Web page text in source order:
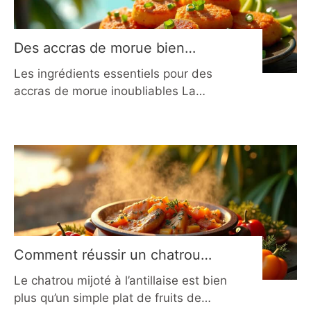
ancré dans la culture créole, allie
finesse, puissance aromatique et
simplicité d’exécution. Contrairement
à ce que
Des accras de morue bien
pimentés comme aux Antilles :
la recette authentique
Les ingrédients essentiels pour des
accras de morue inoubliables La
ingrédients. Chaque élément joue un
rôle précis dans la texture, l’arôme et
le piquant final. Pour une recette
authentique, choisir des produits frais
et de comprendre leur fonction. Le
respect des proportions
Comment réussir un chatrou
mijoté à l’antillaise en 2026 ?
Le chatrou mijoté à l’antillaise est bien
plus qu’un simple plat de fruits de